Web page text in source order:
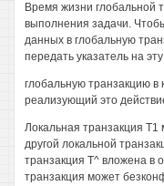
Время жизни глобальной
выполнения задачи.
данных в глобальную
передать указатель на эту
глобальную транзакцию в
реализующий это
Локальная транзакция
другой локальной
транзакция Т^ вложена в
транзакция может